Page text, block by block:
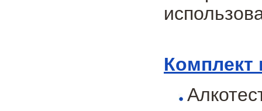
Комплект